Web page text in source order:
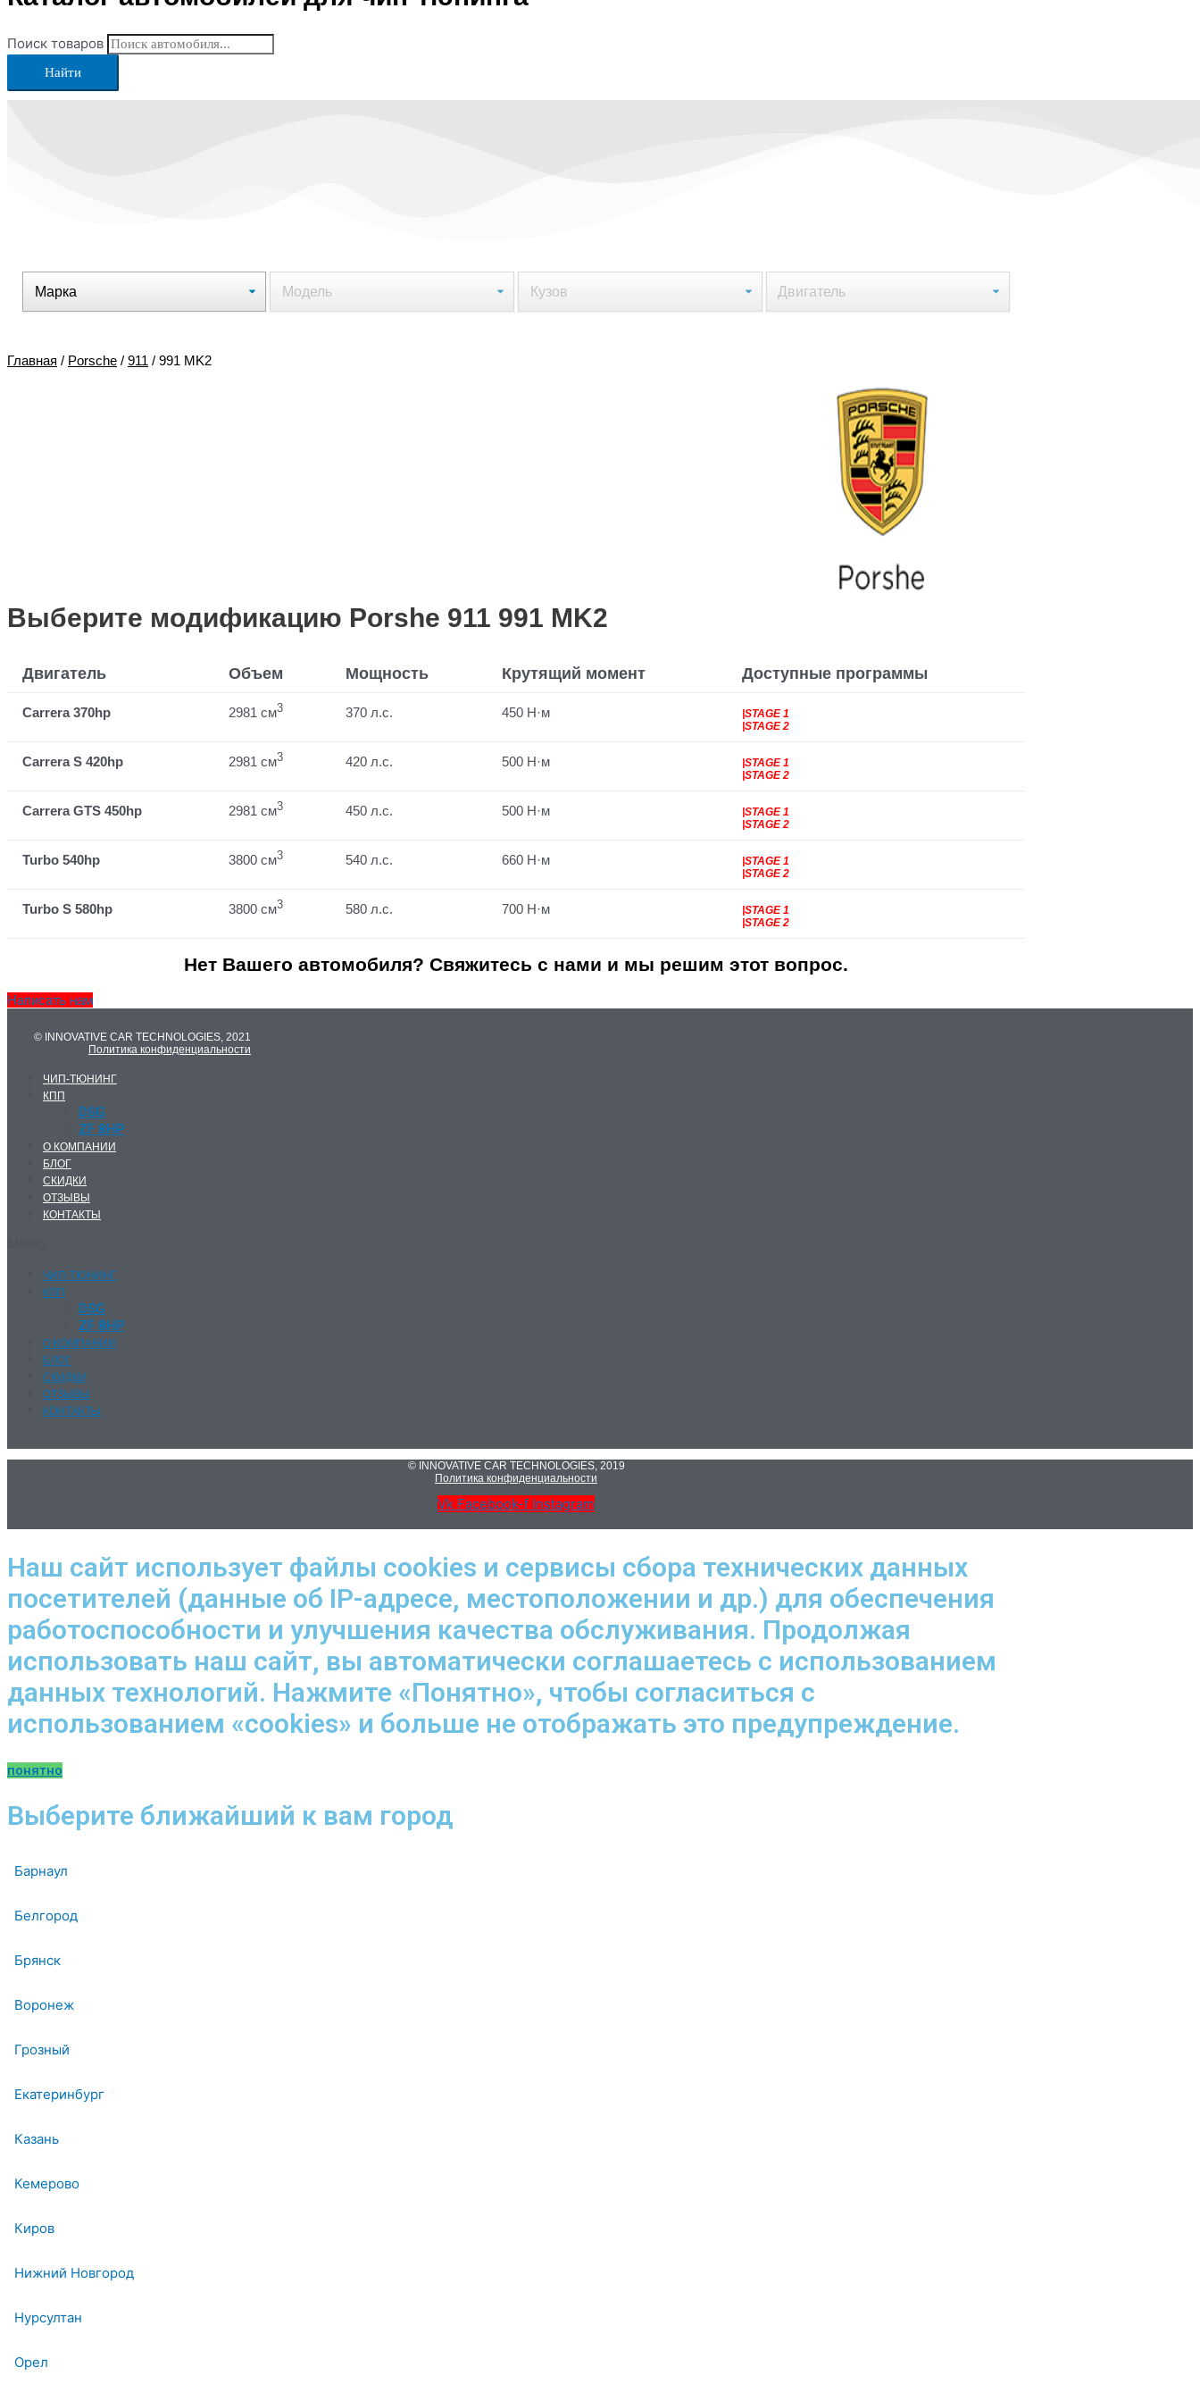
Поиск товаров
Найти
Главная / Porsche / 911 / 991 MK2
Выберите модификацию Porshe 911 991 MK2
Двигатель Объем Мощность Крутящий момент Доступные программы
Carrera 370hp 2981 см3 370 л.с. 450 Н·м
|STAGE 1
|STAGE 2
Carrera S 420hp 2981 см3 420 л.с. 500 Н·м
|STAGE 1
|STAGE 2
Carrera GTS 450hp 2981 см3 450 л.с. 500 Н·м
|STAGE 1
|STAGE 2
Turbo 540hp 3800 см3 540 л.с. 660 Н·м
|STAGE 1
|STAGE 2
Turbo S 580hp 3800 см3 580 л.с. 700 Н·м
|STAGE 1
|STAGE 2
Нет Вашего автомобиля? Свяжитесь с нами и мы решим этот вопрос.
Написать нам
© INNOVATIVE CAR TECHNOLOGIES, 2021
Политика конфиденциальности
ЧИП-ТЮНИНГ
КПП
DSG
ZF 8HP
О КОМПАНИИ
БЛОГ
СКИДКИ
ОТЗЫВЫ
КОНТАКТЫ
ЧИП-ТЮНИНГ
КПП
DSG
ZF 8HP
О КОМПАНИИ
БЛОГ
СКИДКИ
ОТЗЫВЫ
КОНТАКТЫ
© INNOVATIVE CAR TECHNOLOGIES, 2019
Политика конфиденциальности
Vk Facebook-f Instagram
Наш сайт использует файлы cookies и сервисы сбора технических данных
посетителей (данные об IP-адресе, местоположении и др.) для обеспечения
работоспособности и улучшения качества обслуживания. Продолжая
использовать наш сайт, вы автоматически соглашаетесь с использованием
данных технологий. Нажмите «Понятно», чтобы согласиться с
использованием «cookies» и больше не отображать это предупреждение.
понятно
Выберите ближайший к вам город
Барнаул
Белгород
Брянск
Воронеж
Грозный
Екатеринбург
Казань
Кемерово
Киров
Нижний Новгород
Нурсултан
Орел